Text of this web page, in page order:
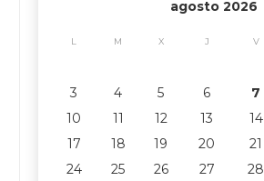
agosto 2026
L M X J V
3
4 5 6 7
10
11 12 13 14
17
18 19 20 21
24
25 26 27 28